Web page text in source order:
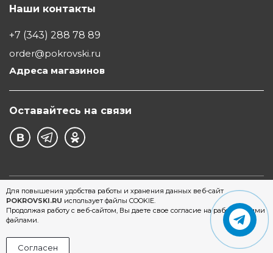
Для повышения удобства работы и хранения данных веб-сайт
POKROVSKI.RU использует файлы COOKIE.
Продолжая работу с веб-сайтом, Вы даете свое согласие на работу с этими
файлами.
Согласен
Наши контакты
+7 (343) 288 78 89
order@pokrovski.ru
Адреса магазинов
Оставайтесь на связи
©1997 - 2026 Обувной Дом "Покровский" - сеть
магазинов обуви в Екатеринбурге